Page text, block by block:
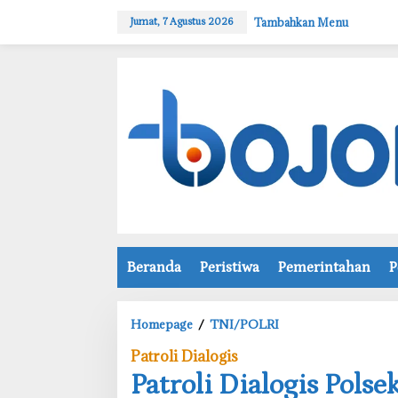
w
Jumat, 7 Agustus 2026 Tambahkan Menu
Beranda Peristiwa Pemerintahan
Homepage / TNI/POLRI
t
Patroli Dialogis
‎Patroli Dialogis